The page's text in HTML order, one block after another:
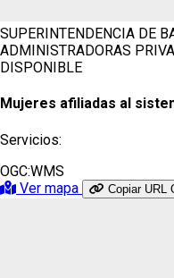
SUPERINTENDENCIA DE
ADMINISTRADORAS
DISPONIBLE
Mujeres afiliadas al
Servicios:
OGC:WMS
Ver mapa
Copiar URL